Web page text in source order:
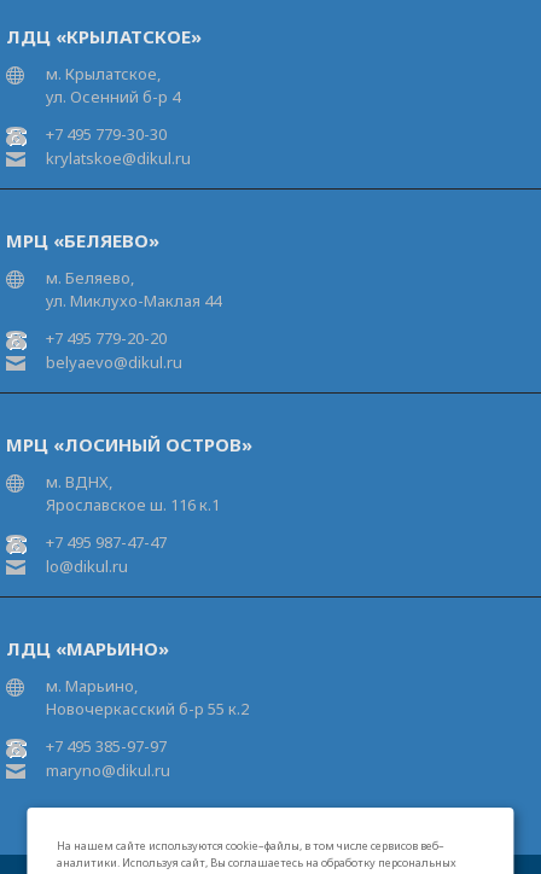
На нашем сайте используются cookie–файлы, в том числе сервисов веб–
аналитики. Используя сайт, Вы соглашаетесь на обработку персональных
ЛДЦ «КРЫЛАТСКОЕ»
м. Крылатское,
ул. Осенний б-р 4
+7 495 779-30-30
krylatskoe@dikul.ru
МРЦ «БЕЛЯЕВО»
м. Беляево,
ул. Миклухо-Маклая 44
+7 495 779-20-20
belyaevo@dikul.ru
МРЦ «ЛОСИНЫЙ ОСТРОВ»
м. ВДНХ,
Ярославское ш. 116 к.1
+7 495 987-47-47
lo@dikul.ru
ЛДЦ «МАРЬИНО»
м. Марьино,
Новочеркасский б-р 55 к.2
+7 495 385-97-97
maryno@dikul.ru